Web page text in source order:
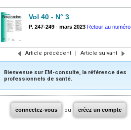
Vol 40 - N° 3
P. 247-249 - mars 2023 Retour au numéro
Article précédent | Article suivant
Bienvenue sur EM-consulte, la référence des
professionnels de santé.
connectez-vous ou créez un compte